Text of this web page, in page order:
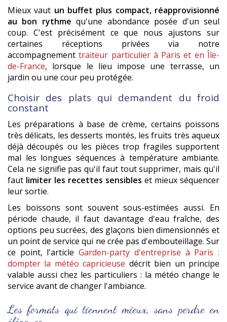
Mieux vaut un buffet plus compact, réapprovisionné
au bon rythme qu'une abondance posée d'un seul
coup. C'est précisément ce que nous ajustons sur
certaines réceptions privées via notre
accompagnementtraiteur particulier à Paris et en Île-
de-France, lorsque le lieu impose une terrasse, un
jardin ou une cour peu protégée.
Choisir des plats qui demandent du froid
constant
Les préparations à base de crème, certains poissons
très délicats, les desserts montés, les fruits très aqueux
déjà découpés ou les pièces trop fragiles supportent
mal les longues séquences à température ambiante.
Cela ne signifie pas qu'il faut tout supprimer, mais qu'il
faut limiter les recettes sensibles et mieux séquencer
leur sortie.
Les boissons sont souvent sous-estimées aussi. En
période chaude, il faut davantage d'eau fraîche, des
options peu sucrées, des glaçons bien dimensionnés et
un point de service qui ne crée pas d'embouteillage. Sur
ce point, l'articleGarden-party d'entreprise à Paris :
dompter la météo capricieuse décrit bien un principe
valable aussi chez les particuliers : la météo change le
service avant de changer l'ambiance.
Les formats qui tiennent mieux, sans perdre en